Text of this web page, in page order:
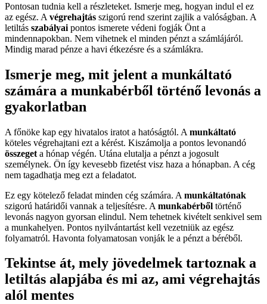
Pontosan tudnia kell a részleteket. Ismerje meg, hogyan indul el ez
az egész. A végrehajtás szigorú rend szerint zajlik a valóságban. A
letiltás szabályai pontos ismerete védeni fogják Önt a
mindennapokban. Nem vihetnek el minden pénzt a számlájáról.
Mindig marad pénze a havi étkezésre és a számlákra.
Ismerje meg, mit jelent a munkáltató
számára a munkabérből történő levonás a
gyakorlatban
A főnöke kap egy hivatalos iratot a hatóságtól. A munkáltató
köteles végrehajtani ezt a kérést. Kiszámolja a pontos levonandó
összeget a hónap végén. Utána elutalja a pénzt a jogosult
személynek. Ön így kevesebb fizetést visz haza a hónapban. A cég
nem tagadhatja meg ezt a feladatot.
Ez egy kötelező feladat minden cég számára. A munkáltatónak
szigorú határidői vannak a teljesítésre. A munkabérből történő
levonás nagyon gyorsan elindul. Nem tehetnek kivételt senkivel sem
a munkahelyen. Pontos nyilvántartást kell vezetniük az egész
folyamatról. Havonta folyamatosan vonják le a pénzt a béréből.
Tekintse át, mely jövedelmek tartoznak a
letiltás alapjába és mi az, ami végrehajtás
alól mentes